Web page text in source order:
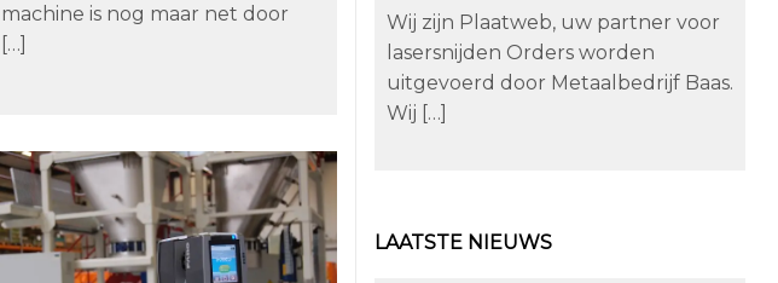
machine is nog maar net door
[…]
Wij zijn Plaatweb, uw partner voor
lasersnijden Orders worden
uitgevoerd door Metaalbedrijf Baas.
Wij […]
LAATSTE NIEUWS